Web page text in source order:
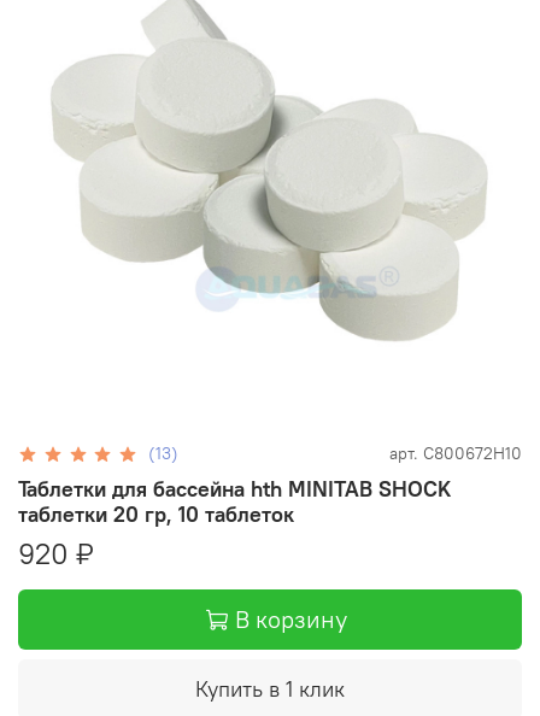
(13) арт. C800672H10
Таблетки для бассейна hth MINITAB SHOCK
таблетки 20 гр, 10 таблеток
920 ₽
В корзину
Купить в 1 клик